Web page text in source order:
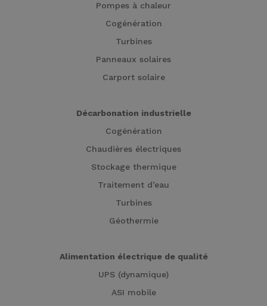
Pompes à chaleur
Cogénération
Turbines
Panneaux solaires
Carport solaire
Décarbonation industrielle
Cogénération
Chaudières électriques
Stockage thermique
Traitement d’eau
Turbines
Géothermie
Alimentation électrique de qualité
UPS (dynamique)
ASI mobile